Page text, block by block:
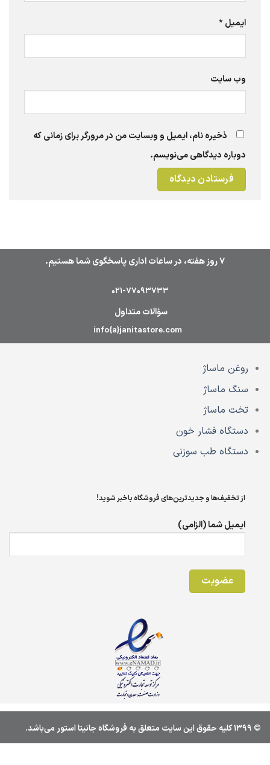
ایمیل*
وب‌ سایت
ذخیره نام، ایمیل و وبسایت من در مرورگر برای زمانی که
دوباره دیدگاهی می‌نویسم.
7 روز هفته، در ساعات اداری پاسخگوی شما هستیم.
021-77093733
سؤالات متداول
info{a}janitastore.com
روغن ماساژ
سنگ ماساژ
تخت ماساژ
دستگاه فشار خون
دستگاه طب سوزنی
از تخفیف‌ها و جدیدترین‌های فروشگاه باخبر شوید!
ایمیل شما (الزامی)
© 1399 کليه حقوق اين سايت متعلق به فروشگاه جانیتا استور می‌باشد.